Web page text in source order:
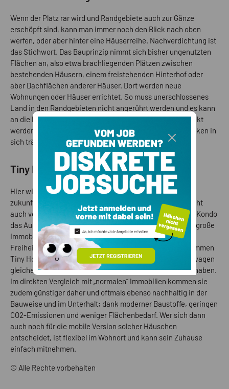
Wenn der Platz rar wird und Randgebiete auch zur Gänze
erschöpft sind, kann man immer noch den Blick nach oben
werfen, oder aber hinter eine Häuserreihe. Nachverdichtung ist
das Stichwort. Das Bauprinzip nimmt sich bisher ungenutzten
Flächen an, also etwa brachliegenden Plätzen zwischen
bestehenden Häusern, einem freistehenden Hinterhof oder
aber Dachflächen anderer Häuser. Dort werden neue
Wohnungen oder Häuser errichtet. So muss unerschlossenes
Land in den Randgebieten nicht angerührt werden und es kann
an die bestehende innerstädtische Infrastruktur angedockt
werden. Ein Prinzip, was auch den Nachhaltigkeitsgedanken in
sich trägt.
Tiny Houses
Hier wird klein gedacht. Und doch modern und
zukunftsweisend. Minimalismus ist längst Trend und macht
auch vor dem Wohnen keinen Halt, spätestens seit Marie Kondo
das Ausmisten salonfähig gemacht hat. Für viele ist eine große
Immobilie nicht mehr wichtig, es geht ihnen vielmehr um
Freiheit, die großer Besitz eben auch einschränkt. Da kommen
Tiny Houses gerade recht. Häuser, die eher einem Wohnwagen
gleichen und meist ungefähr die Größe eines Containers haben.
Im direkten Vergleich mit „normalen“ Immobilien kommen sie
zudem günstiger daher und oftmals ebenso nachhaltig in der
Bauweise und im Unterhalt; dank moderner Baustoffe, geringen
CO2-Emissionen und weniger Flächenbedarf. Wer sich dann
auch noch für die mobile Version solcher Häuschen
entscheidet, ist flexibel im Wohnort und kann sein Zuhause
einfach mitnehmen.
© Alle Rechte vorbehalten